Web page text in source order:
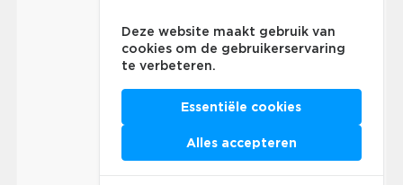
Deze website maakt gebruik van
cookies om de gebruikerservaring
te verbeteren.
Essentiële cookies
Alles accepteren